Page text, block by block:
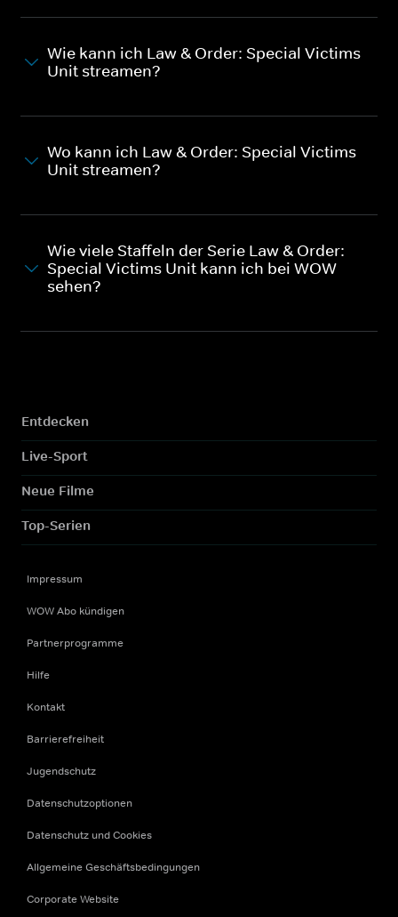
Wie kann ich Law & Order: Special Victims
Unit streamen?
Wo kann ich Law & Order: Special Victims
Unit streamen?
Wie viele Staffeln der Serie Law & Order:
Special Victims Unit kann ich bei WOW
sehen?
Entdecken
Live-Sport
Neue Filme
Top-Serien
Impressum
WOW Abo kündigen
Partnerprogramme
Hilfe
Kontakt
Barrierefreiheit
Jugendschutz
Datenschutzoptionen
Datenschutz und Cookies
Allgemeine Geschäftsbedingungen
Corporate Website